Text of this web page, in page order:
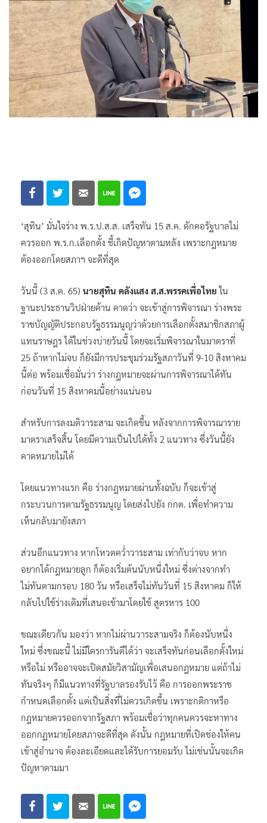
‘สุทิน’ มั่นใจร่าง พ.ร.ป.ส.ส. เสร็จทัน 15 ส.ค. ดักคอรัฐบาลไม่
ควรออก พ.ร.ก.เลือกตั้ง ชี้เกิดปัญหาตามหลัง เพราะกฎหมาย
ต้องออกโดยสภาฯ จะดีที่สุด
วันนี้ (3 ส.ค. 65) นายสุทิน คลังแสง ส.ส.พรรคเพื่อไทย ใน
ฐานะประธานวิปฝ่ายค้าน คาดว่า จะเข้าสู่การพิจารณา ร่างพระ
ราชบัญญัติประกอบรัฐธรรมนูญว่าด้วยการเลือกตั้งสมาชิกสภาผู้
แทนราษฎร ได้ในช่วงบ่ายวันนี้ โดยจะเริ่มพิจารณาในมาตราที่
25 ถ้าหากไม่จบ ก็ยังมีการประชุมร่วมรัฐสภาวันที่ 9-10 สิงหาคม
นี้ต่อ พร้อมเชื่อมั่นว่า ร่างกฎหมายจะผ่านการพิจารณาได้ทัน
ก่อนวันที่ 15 สิงหาคมนี้อย่างแน่นอน
สำหรับการลงมติวาระสาม จะเกิดขึ้น หลังจากการพิจารณาราย
มาตราเสร็จสิ้น โดยมีความเป็นไปได้ทั้ง 2 แนวทาง ซึ่งวันนี้ยัง
คาดหมายไม่ได้
โดยแนวทางแรก คือ ร่างกฎหมายผ่านทั้งฉบับ ก็จะเข้าสู่
กระบวนการตามรัฐธรรมนูญ โดยส่งไปยัง กกต. เพื่อทำความ
เห็นกลับมายังสภา
ส่วนอีกแนวทาง หากโหวตคว่ำวาระสาม เท่ากับว่าจบ หาก
อยากได้กฎหมายลูก ก็ต้องเริ่มต้นนับหนึ่งใหม่ ซึ่งต่างจากทำ
ไม่ทันตามกรอบ 180 วัน หรือเสร็จไม่ทันวันที่ 15 สิงหาคม ก็ให้
กลับไปใช้ร่างเดิมที่เสนอเข้ามาโดยใช้ สูตรหาร 100
ขณะเดียวกัน มองว่า หากไม่ผ่านวาระสามจริง ก็ต้องนับหนึ่ง
ใหม่ ซึ่งขณะนี้ ไม่มีใครการันตีได้ว่า จะเสร็จทันก่อนเลือกตั้งใหม่
หรือไม่ หรืออาจจะเปิดสมัยวิสามัญเพื่อเสนอกฎหมาย แต่ถ้าไม่
ทันจริงๆ ก็มีแนวทางที่รัฐบาลรองรับไว้ คือ การออกพระราช
กำหนดเลือกตั้ง แต่เป็นสิ่งที่ไม่ควรเกิดขึ้น เพราะกติกาหรือ
กฎหมายควรออกจากรัฐสภา พร้อมเชื่อว่าทุกคนควรจะหาทาง
ออกกฏหมายโดยสภาจะดีที่สุด ดังนั้น กฎหมายที่เปิดช่องให้คน
เข้าสู่อำนาจ ต้องละเอียดและได้รับการยอมรับ ไม่เช่นนั้นจะเกิด
ปัญหาตามมา